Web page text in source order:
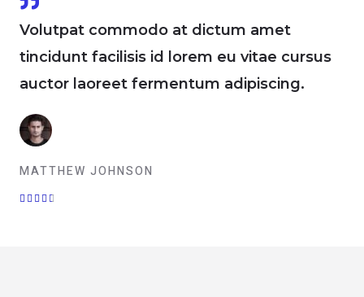
Volutpat commodo at dictum amet
tincidunt facilisis id lorem eu vitae cursus
auctor laoreet fermentum adipiscing.
MATTHEW JOHNSON
    